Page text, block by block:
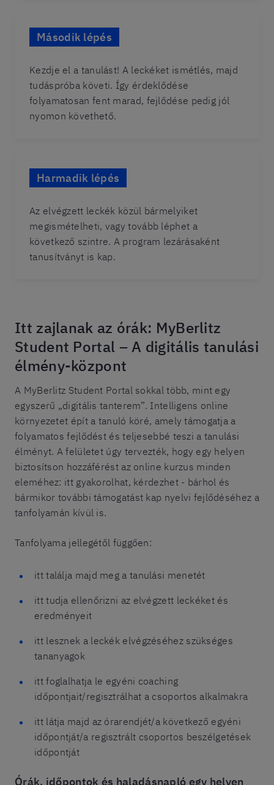
Második lépés
Kezdje el a tanulást! A leckéket ismétlés, majd
tudáspróba követi. Így érdeklődése
folyamatosan fent marad, fejlődése pedig jól
nyomon követhető.
Harmadik lépés
Az elvégzett leckék közül bármelyiket
megismételheti, vagy tovább léphet a
következő szintre. A program lezárásaként
tanusítványt is kap.
Itt zajlanak az órák: MyBerlitz
Student Portal – A digitális tanulási
élmény-központ
A MyBerlitz Student Portal sokkal több, mint egy
egyszerű „digitális tanterem”. Intelligens online
környezetet épít a tanuló köré, amely támogatja a
folyamatos fejlődést és teljesebbé teszi a tanulási
élményt. A felületet úgy tervezték, hogy egy helyen
biztosítson hozzáférést az online kurzus minden
eleméhez: itt gyakorolhat, kérdezhet - bárhol és
bármikor további támogatást kap nyelvi fejlődéséhez a
tanfolyamán kívül is.
Tanfolyama jellegétől függően:
itt találja majd meg a tanulási menetét
itt tudja ellenőrizni az elvégzett leckéket és
eredményeit
itt lesznek a leckék elvégzéséhez szükséges
tananyagok
itt foglalhatja le egyéni coaching
időpontjait/regisztrálhat a csoportos alkalmakra
itt látja majd az órarendjét/a következő egyéni
időpontját/a regisztrált csoportos beszélgetések
időpontját
Órák, időpontok és haladásnapló egy helyen